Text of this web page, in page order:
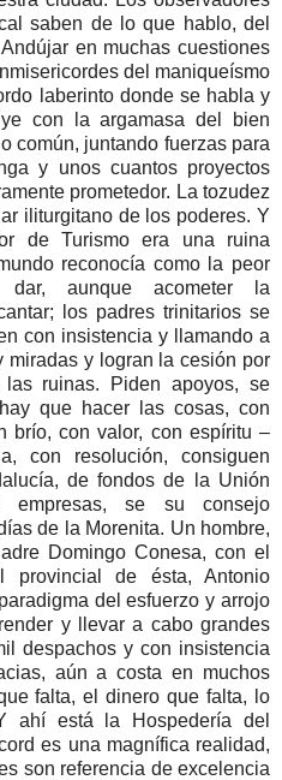
saben de lo que hablo, del
en muchas cuestiones
del maniqueísmo
laberinto donde se habla y
con la argamasa del bien
común, juntando fuerzas para
y unos cuantos proyectos
prometedor. La tozudez
iliturgitano de los poderes. Y
de Turismo era una ruina
reconocía como la peor
aunque acometer la
los padres trinitarios se
con insistencia y llamando a
miradas y logran la cesión por
ruinas. Piden apoyos, se
que hacer las cosas, con
brío, con valor, con espíritu –
con resolución, consiguen
de fondos de la Unión
empresas, se su consejo
de la Morenita. Un hombre,
Domingo Conesa, con el
de ésta, Antonio
del esfuerzo y arrojo
y llevar a cabo grandes
despachos y con insistencia
aún a costa en muchos
falta, el dinero que falta, lo
ahí está la Hospedería del
es una magnífica realidad,
son referencia de excelencia